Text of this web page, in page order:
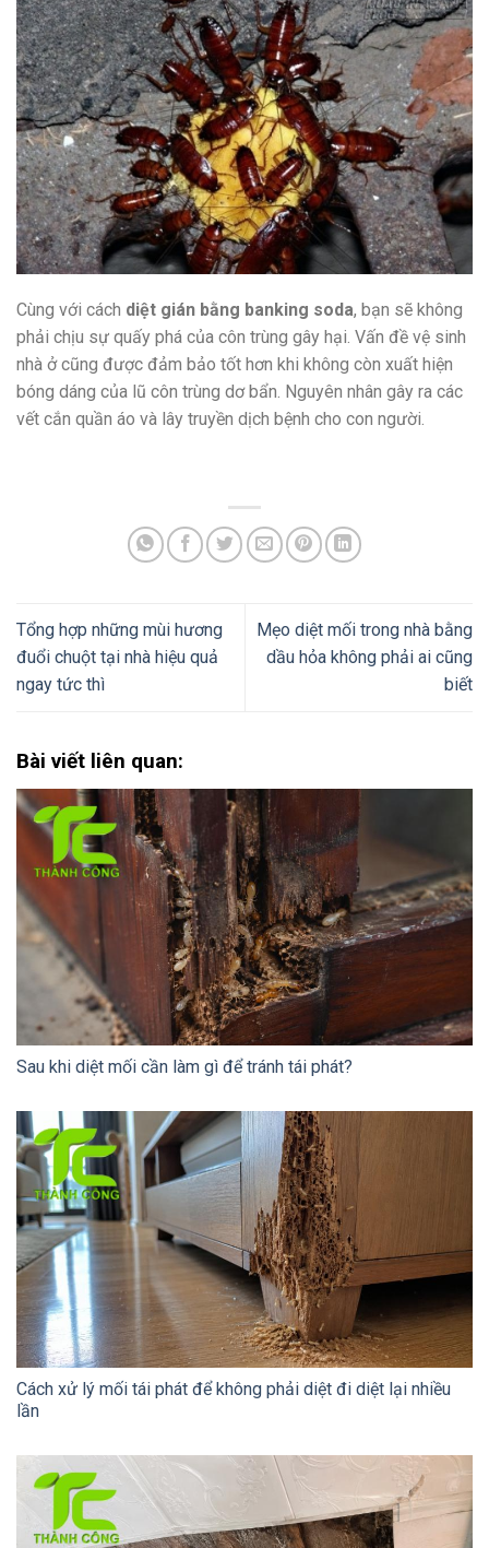
Cùng với cách diệt gián bằng banking soda, bạn sẽ không
phải chịu sự quấy phá của côn trùng gây hại. Vấn đề vệ sinh
nhà ở cũng được đảm bảo tốt hơn khi không còn xuất hiện
bóng dáng của lũ côn trùng dơ bẩn. Nguyên nhân gây ra các
vết cắn quần áo và lây truyền dịch bệnh cho con người.
Tổng hợp những mùi hương
đuổi chuột tại nhà hiệu quả
ngay tức thì
Mẹo diệt mối trong nhà bằng
dầu hỏa không phải ai cũng
biết
Bài viết liên quan:
Sau khi diệt mối cần làm gì để tránh tái phát?
Cách xử lý mối tái phát để không phải diệt đi diệt lại nhiều
lần